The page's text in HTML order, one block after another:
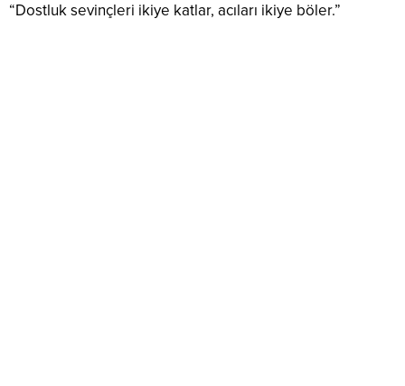
“Dostluk sevinçleri ikiye katlar, acıları ikiye böler.”